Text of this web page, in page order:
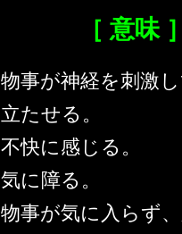
［ 意味 ］
物事が神経を刺激
立たせる。
不快に感じる。
気に障る。
物事が気に入らず